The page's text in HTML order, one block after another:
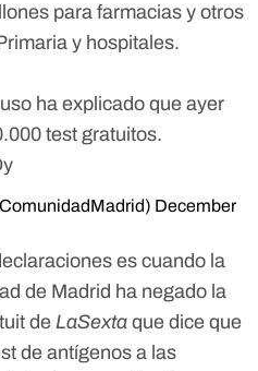
para farmacias y otros
y hospitales.
ha explicado que ayer
test gratuitos.
December
es cuando la
de Madrid ha negado la
de LaSexta que dice que
de antígenos a las